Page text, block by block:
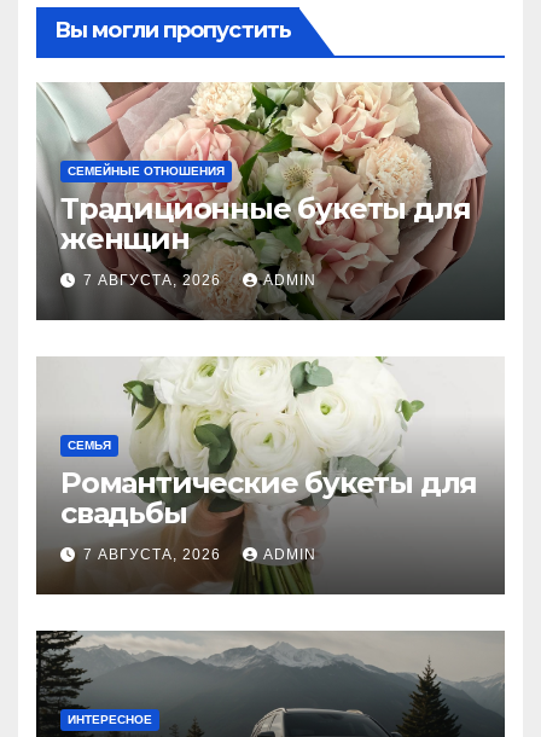
Вы могли пропустить
СЕМЕЙНЫЕ ОТНОШЕНИЯ
Традиционные букеты для
женщин
7 АВГУСТА, 2026 ADMIN
СЕМЬЯ
Романтические букеты для
свадьбы
7 АВГУСТА, 2026 ADMIN
ИНТЕРЕСНОЕ